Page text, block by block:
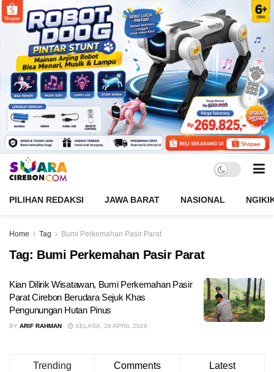
PILIHAN REDAKSI JAWA BARAT NASIONAL
Home Tag Bumi Perkemahan Pasir Parat
Tag: Bumi Perkemahan Pasir Parat
Kian Dilirik Wisatawan, Bumi Perkemahan Pasir
Parat Cirebon Berudara Sejuk Khas
Pengunungan Hutan Pinus
BY ARIF RAHMAN SELASA, 28 APRIL 2026
Trending Comments Latest